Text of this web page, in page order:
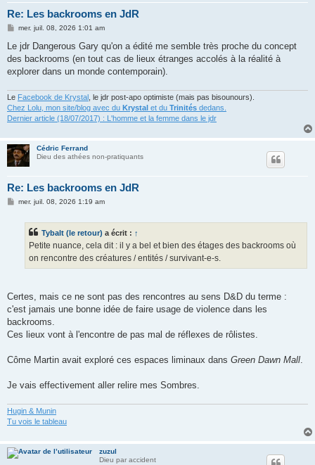
Re: Les backrooms en JdR
M
s
a
g
e
mer. juil. 08, 2026 1:01 am
Le jdr Dangerous Gary qu'on a édité me semble très proche du concept
des backrooms (en tout cas de lieux étranges accolés à la réalité à
explorer dans un monde contemporain).
Le Facebook de Krystal
, le jdr post-apo optimiste (mais pas bisounours).
Chez Lolu, mon site/blog avec du Krystal et du Trinités dedans.
Dernier article (18/07/2017) : L'homme et la femme dans le jdr
Cédric Ferrand
Dieu des athées non-pratiquants
Re: Les backrooms en JdR
Mmer. juil. 08, 2026 1:19 am
Tybalt (le retour) a écrit : ↑
Petite nuance, cela dit : il y a bel et bien des étages des backrooms où
on rencontre des créatures / entités / survivant-e-s.
Certes, mais ce ne sont pas des rencontres au sens D&D du terme :
c'est jamais une bonne idée de faire usage de violence dans les
backrooms.
Ces lieux vont à l'encontre de pas mal de réflexes de rôlistes.
Côme Martin avait exploré ces espaces liminaux dans Green Dawn Mall
Je vais effectivement aller relire mes Sombres.
Hugin & Munin
Tu vois le tableau
zuzul
Dieu par accident